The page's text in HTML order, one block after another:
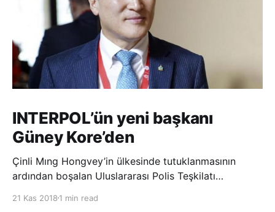
INTERPOL’ün yeni başkanı
Güney Kore’den
Çinli Mıng Hongvey’in ülkesinde tutuklanmasının
ardından boşalan Uluslararası Polis Teşkilatı
seçildi. INTERPOL Genel Kurulu’nun Dubai’deki
21 Kas 2018 1 min read